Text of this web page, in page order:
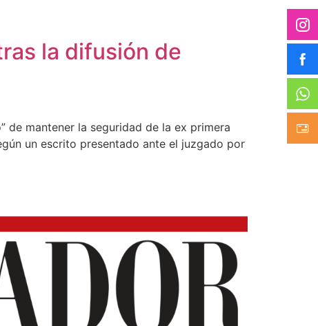
la difusión de
de mantener la seguridad de la ex primera
un escrito presentado ante el juzgado por